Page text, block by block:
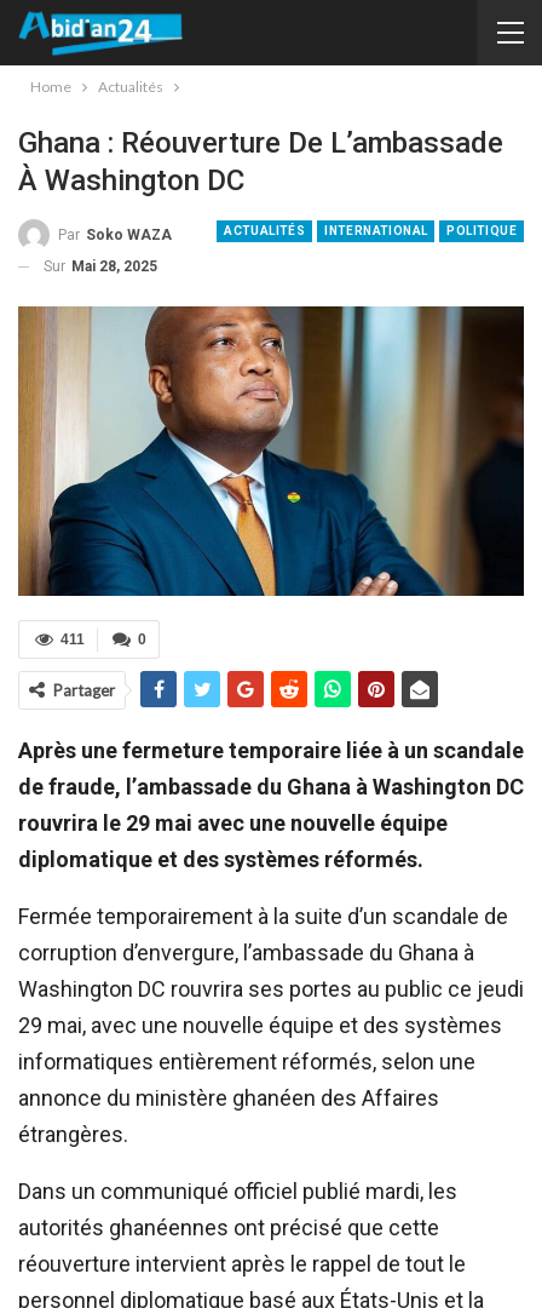
Home Actualités
Ghana : Réouverture De L’ambassade
À Washington DC
ACTUALITÉS INTERNATIONAL POLITIQUE
Par Soko WAZA
Sur Mai 28, 2025
0
411
Partager
Après une fermeture temporaire liée à un scandale
de fraude, l’ambassade du Ghana à Washington DC
rouvrira le 29 mai avec une nouvelle équipe
diplomatique et des systèmes réformés.
Fermée temporairement à la suite d’un scandale de
corruption d’envergure, l’ambassade du Ghana à
Washington DC rouvrira ses portes au public ce jeudi
29 mai, avec une nouvelle équipe et des systèmes
informatiques entièrement réformés, selon une
annonce du ministère ghanéen des Affaires
étrangères.
Dans un communiqué officiel publié mardi, les
autorités ghanéennes ont précisé que cette
réouverture intervient après le rappel de tout le
personnel diplomatique basé aux États-Unis et la